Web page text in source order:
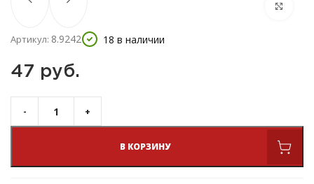
Артикул: 8.9242 18 в наличии
47 руб.
В КОРЗИНУ